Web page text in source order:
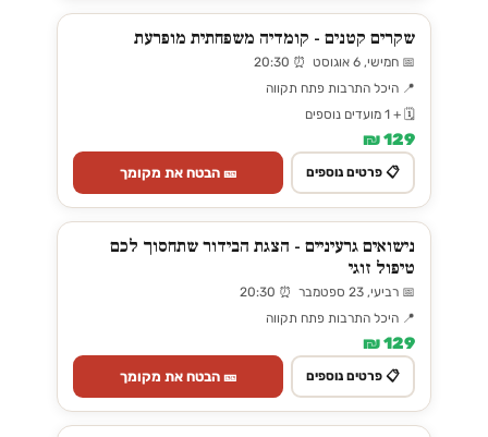
שקרים קטנים - קומדיה משפחתית מופרעת
📅 חמישי, 6 אוגוסט ⏰ 20:30
📍 היכל התרבות פתח תקווה
🗓️ + 1 מועדים נוספים
129 ₪
📋 פרטים נוספים 🎫 הבטח את מקומך
נישואים גרעיניים - הצגת הבידור שתחסוך לכם
טיפול זוגי
📅 רביעי, 23 ספטמבר ⏰ 20:30
📍 היכל התרבות פתח תקווה
129 ₪
📋 פרטים נוספים 🎫 הבטח את מקומך